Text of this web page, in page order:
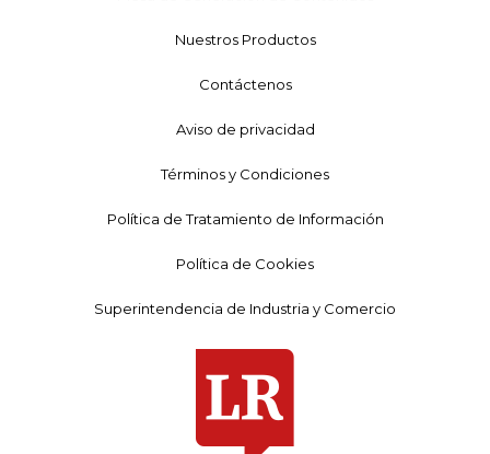
Nuestros Productos
Contáctenos
Aviso de privacidad
Términos y Condiciones
Política de Tratamiento de Información
Política de Cookies
Superintendencia de Industria y Comercio